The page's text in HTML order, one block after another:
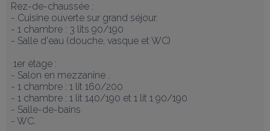
Rez-de-chaussée :
- Cuisine ouverte sur grand séjour.
- 1 chambre : 3 lits 90/190
- Salle d'eau (douche, vasque et WC)
- Salon en mezzanine .
- 1 chambre : 1 lit 160/200
- 1 chambre : 1 lit 140/190 et 1 lit 1 90/190
- Salle-de-bains
- WC.